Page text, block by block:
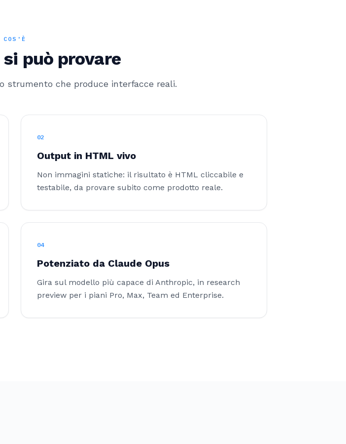
COS'È
può provare
strumento che produce interfacce reali.
02
Output in HTML vivo
Non immagini statiche: il risultato è HTML cliccabile e
testabile, da provare subito come prodotto reale.
04
Potenziato da Claude Opus
Gira sul modello più capace di Anthropic, in research
preview per i piani Pro, Max, Team ed Enterprise.